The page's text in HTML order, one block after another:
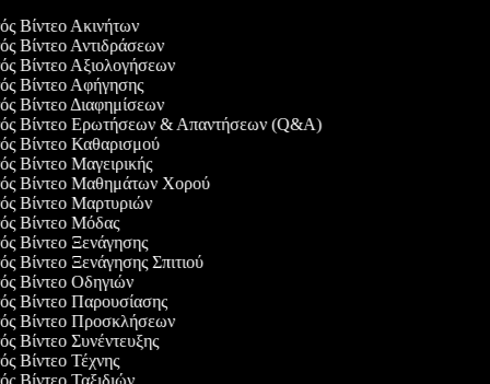
Βίντεο Ακινήτων
Βίντεο Αντιδράσεων
Βίντεο Αξιολογήσεων
Βίντεο Αφήγησης
Βίντεο Διαφημίσεων
Βίντεο Ερωτήσεων & Απαντήσεων (Q&A)
Βίντεο Καθαρισμού
Βίντεο Μαγειρικής
Βίντεο Μαθημάτων Χορού
Βίντεο Μαρτυριών
Βίντεο Μόδας
Βίντεο Ξενάγησης
Βίντεο Ξενάγησης Σπιτιού
Βίντεο Οδηγιών
Βίντεο Παρουσίασης
Βίντεο Προσκλήσεων
Βίντεο Συνέντευξης
Βίντεο Τέχνης